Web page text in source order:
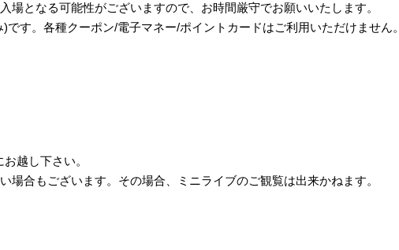
となる可能性がございますので、お時間厳守でお願いいたします。
す。各種クーポン/電子マネー/ポイントカードはご利用いただけません。
越し下さい。
合もございます。その場合、ミニライブのご観覧は出来かねます。